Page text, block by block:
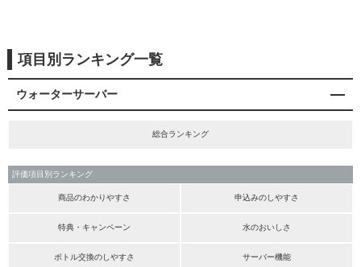
項目別ランキング一覧
ウォーターサーバー
総合ランキング
評価項目別ランキング
商品のわかりやすさ 申込みのしやすさ
特典・キャンペーン 水のおいしさ
ボトル交換のしやすさ サーバー機能